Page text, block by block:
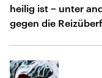
heilig ist − unter
gegen die